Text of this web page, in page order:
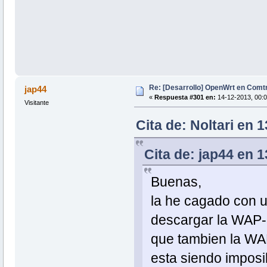
jap44
Visitante
Re: [Desarrollo] OpenWrt en
« Respuesta #301 en: 14-12-2013,
Cita de: Noltari en
Cita de: jap44 en
Buenas,
la he cagado con
descargar la
que tambien la
esta siendo